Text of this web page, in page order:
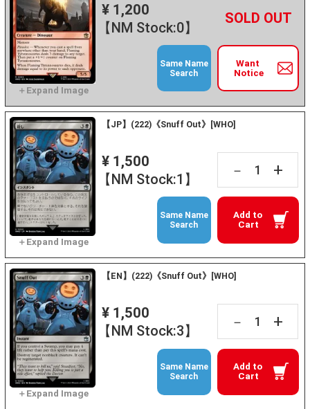
¥ 1,200
【NM Stock:0】
－ +
Want
Notice
Same Name
Search
【JP】(222)《Snuff Out》[WHO]
¥ 1,500
【NM Stock:1】
－ +
Add to
Cart
Same Name
Search
【EN】(222)《Snuff Out》[WHO]
¥ 1,500
【NM Stock:3】
－ +
Add to
Cart
Same Name
Search